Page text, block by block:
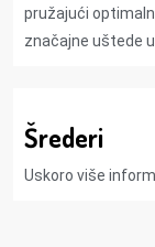
pružajući
značajne uštede
Šrederi
Uskoro više